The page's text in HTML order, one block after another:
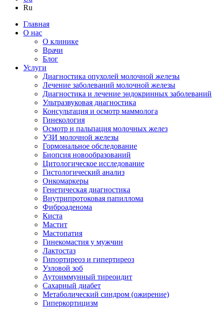
Ru
Главная
О нас
О клинике
Врачи
Блог
Услуги
Диагностика опухолей молочной железы
Лечение заболеваний молочной железы
Диагностика и лечение эндокринных заболеваний
Ультразвуковая диагностика
Консультация и осмотр маммолога
Гинекология
Осмотр и пальпация молочных желез
УЗИ молочной железы
Гормональное обследование
Биопсия новообразований
Цитологическое исследование
Гистологический анализ
Онкомаркеры
Генетическая диагностика
Внутрипротоковая папиллома
Фиброаденома
Киста
Мастит
Мастопатия
Гинекомастия у мужчин
Лактостаз
Гипортиреоз и гипертиреоз
Узловой зоб
Аутоиммунный тиреоидит
Сахарный диабет
Метаболический синдром (ожирение)
Гиперкортицизм